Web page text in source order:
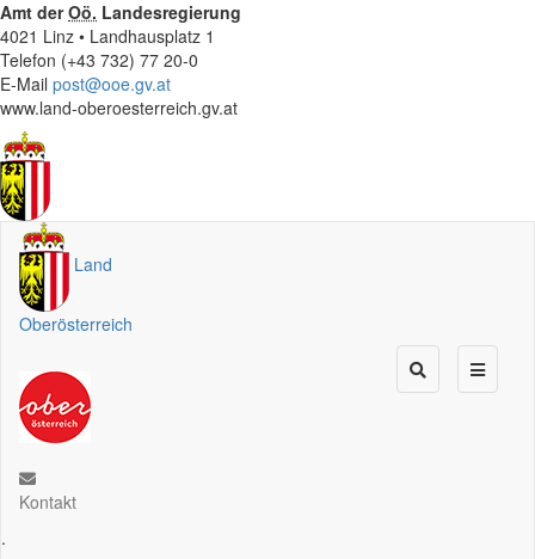
Amt derOö. Landesregierung
4021 Linz • Landhausplatz 1
Telefon (+43 732) 77 20-0
E-Mail post@ooe.gv.at
www.land-oberoesterreich.gv.at
Land
Oberösterreich
Kontakt
.